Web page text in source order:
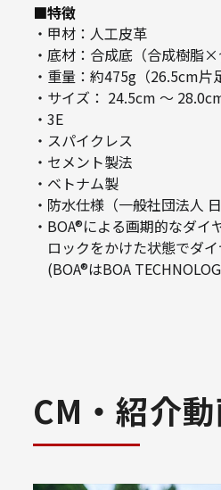
■特徴
・甲材：人工皮革
・底材：合成底（合成樹脂×
・重量：約475g（26.5cm片
・サイズ： 24.5cm ～
・3E
・スパイクレス
・セメント製法
・ベトナム製
・防水仕様（一般社団法人
・BOA®による画期的なダ
ロックをかけた状態でダイ
(BOA®はBOA
CM・紹介